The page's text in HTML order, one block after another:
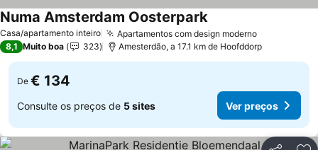
Casa/apartamento inteiro Apartamentos com design moderno
Numa Amsterdam Oosterpark
8,1 Muito boa 323 Amesterdão, a 17.1 km de Hoofddorp
De € 134
Consulte os preços de 5 sites Ver preços